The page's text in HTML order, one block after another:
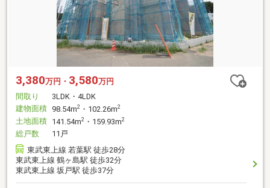
3,380万円・ 3,580万円
間取り
3LDK・4LDK
建物面積 98.54m2 ・102.26m2
土地面積 141.54m2 ・159.93m2
総戸数
11戸
東武東上線 若葉駅 徒歩28分
東武東上線 鶴ヶ島駅 徒歩32分
東武東上線 坂戸駅 徒歩37分